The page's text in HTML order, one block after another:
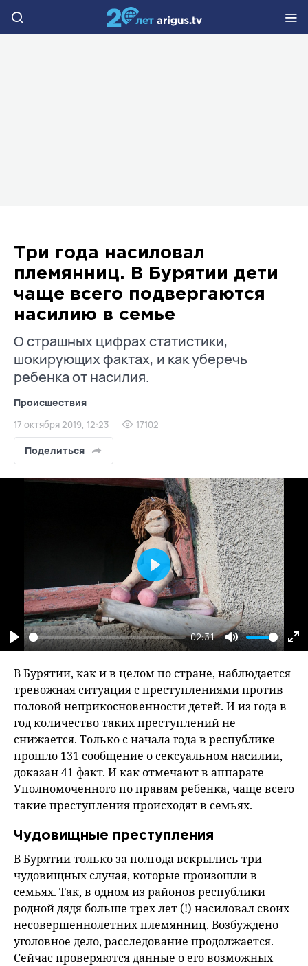
Три года насиловал
племянниц. В Бурятии дети
чаще всего подвергаются
насилию в семье
О страшных цифрах статистики,
шокирующих фактах, и как уберечь
ребенка от насилия.
Происшествия
17 октября 2019, 12:23 17102
Поделиться
Play
02:31
Mute
Play
В Бурятии, как и в целом по стране, наблюдается
тревожная ситуация с преступлениями против
половой неприкосновенности детей. И из года в
год количество таких преступлений не
снижается. Только с начала года в республике
прошло 131 сообщение о сексуальном насилии,
доказан 41 факт. И как отмечают в аппарате
Уполномоченного по правам ребенка, чаще всего
такие преступления происходят в семьях.
Чудовищные преступления
В Бурятии только за полгода вскрылись три
чудовищных случая, которые произошли в
семьях. Так, в одном из районов республики
родной дядя больше трех лет (!) насиловал своих
несовершеннолетних племянниц. Возбуждено
уголовное дело, расследование продолжается.
Сейчас проверяются данные о его возможных